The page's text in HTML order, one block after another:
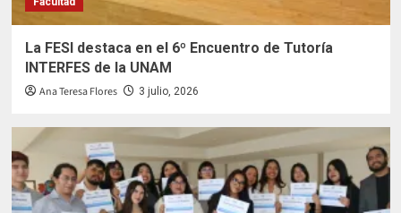
La FESI destaca en el 6º Encuentro de Tutoría
INTERFES de la UNAM
Ana Teresa Flores 3 julio, 2026